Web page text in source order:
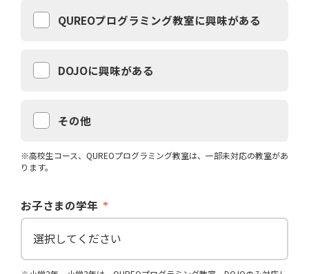
QUREOプログラミング教室に興味がある
DOJOに興味がある
その他
※高校生コース、QUREOプログラミング教室は、一部未対応の教室があ
ります。
お子さまの学年